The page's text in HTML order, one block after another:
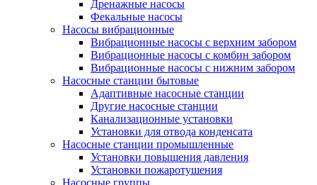
Дренажные насосы
Фекальные насосы
Насосы вибрационные
Вибрационные насосы с верхним забором
Вибрационные насосы с комбин забором
Вибрационные насосы с нижним забором
Насосные станции бытовые
Адаптивные насосные станции
Другие насосные станции
Канализационные установки
Установки для отвода конденсата
Насосные станции промышленные
Установки повышения давления
Установки пожаротушения
Насосные группы